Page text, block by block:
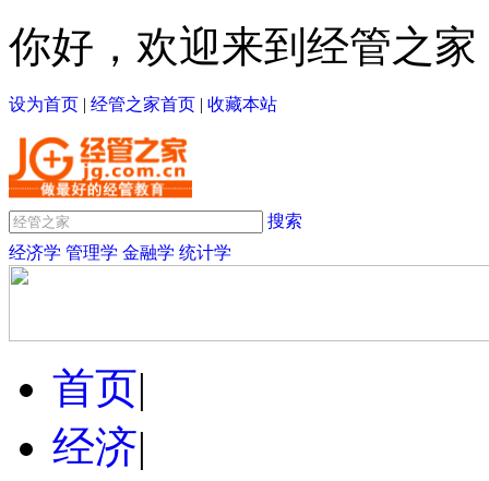
你好，欢迎来到经管之家
设为首页 | 经管之家首页 | 收藏本站
搜索
经济学 管理学 金融学 统计学
首页|
经济|